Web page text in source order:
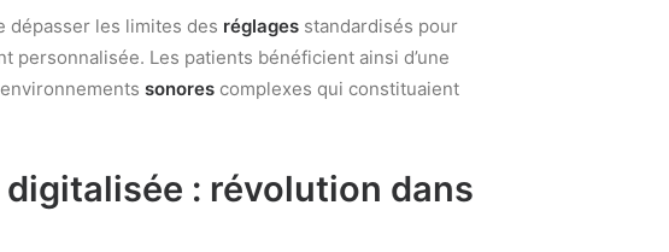
dépasser les limites des réglages standardisés pour
personnalisée. Les patients bénéficient ainsi d’une
sonores complexes qui constituaient
: révolution dans